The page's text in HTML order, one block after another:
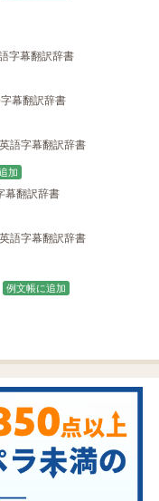
字幕翻訳辞書
幕翻訳辞書
語字幕翻訳辞書
加
幕翻訳辞書
語字幕翻訳辞書
例文帳に追加